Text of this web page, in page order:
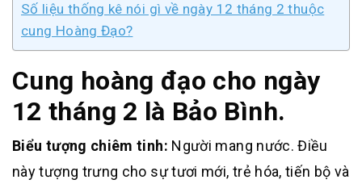
Số liệu thống kê nói gì về ngày 12 tháng 2 thuộc
cung Hoàng Đạo?
Cung hoàng đạo cho ngày
12 tháng 2 là Bảo Bình.
Biểu tượng chiêm tinh: Người mang nước. Điều
này tượng trưng cho sự tươi mới, trẻ hóa, tiến bộ và